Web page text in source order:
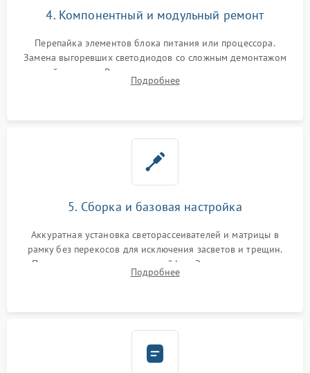
4. Компонентный и модульный ремонт
Перепайка элементов блока питания или процессора.
Замена выгоревших светодиодов со сложным демонтажом
хрупкой матрицы. Восстановление поврежденных дорожек,
прошивка микросхем памяти EEPROM
Подробнее
5. Сборка и базовая настройка
Аккуратная установка светорассеивателей и матрицы в
рамку без перекосов для исключения засветов и трещин.
Подключение внутренних шлейфов. Закрытие корпуса.
Сброс настроек и обновление программного обеспечения.
Подробнее